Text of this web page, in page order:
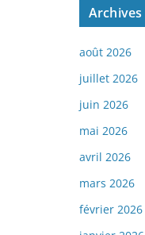
Archives
août 2026
juillet 2026
juin 2026
mai 2026
avril 2026
mars 2026
février 2026